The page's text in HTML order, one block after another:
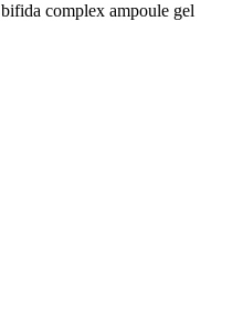
complex ampoule gel